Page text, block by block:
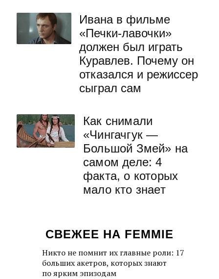
Ивана в фильме
«Печки-лавочки»
должен был играть
Куравлев. Почему он
отказался и режиссер
сыграл сам
Как снимали
«Чингачгук —
Большой Змей» на
самом деле: 4
факта, о которых
мало кто знает
СВЕЖЕЕ НА FEMMIE
Никто не помнит их главные роли: 17
больших акетров, которых знают
по ярким эпизодам